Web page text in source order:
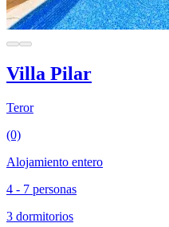
Villa Pilar
Teror
(0)
Alojamiento entero
4 - 7 personas
3 dormitorios